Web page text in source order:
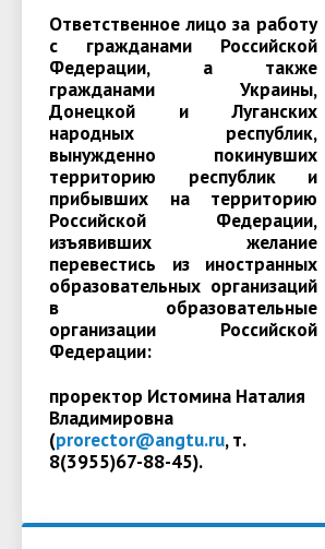
Ответственное лицо за работу
с гражданами Российской
Федерации, а также
гражданами Украины,
Донецкой и Луганских
народных республик,
вынужденно покинувших
территорию республик и
прибывших на территорию
Российской Федерации,
изъявивших желание
перевестись из иностранных
образовательных организаций
в образовательные
организации Российской
Федерации:
проректор Истомина Наталия
Владимировна
(prorector@angtu.ru, т.
8(3955)67-88-45).